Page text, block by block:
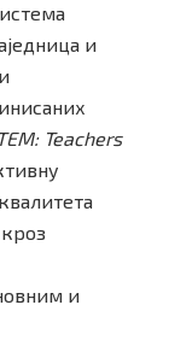
и
Teachers
и